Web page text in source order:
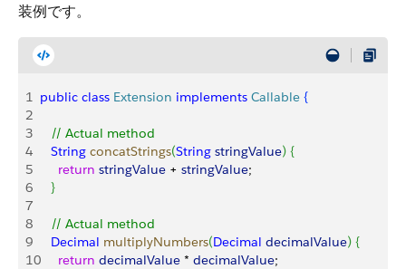
装例です。
1 public class Extension implements Callable {
2
3
   // Actual method
4
   String
concatStrings(String stringValue) {
5
     return
stringValue + stringValue;
6
}
7
8
   // Actual method
9
   Decimal
multiplyNumbers(Decimal decimalValue) {
10
     return
decimalValue * decimalValue;